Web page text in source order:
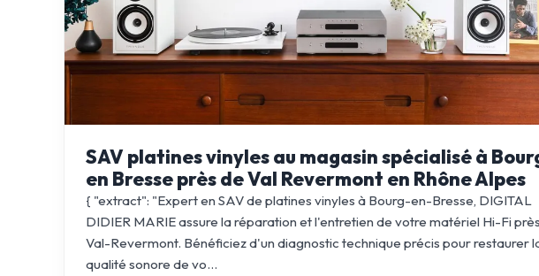
SAV platines vinyles au magasin spécialisé à
en Bresse près de Val Revermont en Rhône Alpes
{ "extract": "Expert en SAV de platines vinyles à Bourg-en-Bresse, DIGITAL
DIDIER MARIE assure la réparation et l'entretien de votre matériel Hi-Fi
Val-Revermont. Bénéficiez d'un diagnostic technique précis pour restaurer
qualité sonore de vo...